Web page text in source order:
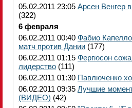
05.02.2011 23:05 Арсен Венгер
(322)
6 февраля
06.02.2011 00:40 Фабио
матч против Дании (177)
06.02.2011 01:15 Фергюсон
лидерство (111)
06.02.2011 01:30 Павлюченко
06.02.2011 09:35 Лучшие
(ВИДЕО) (42)